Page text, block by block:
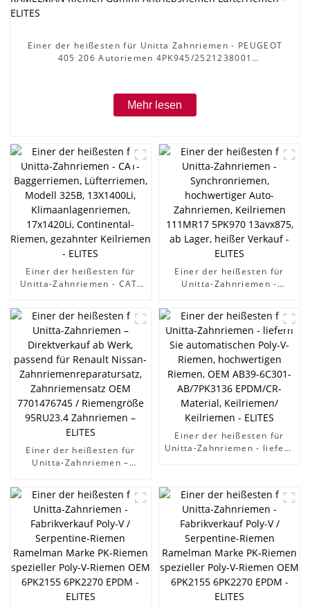
Einer der heißesten für Unitta Zahnriemen - PEUGEOT
405 206 Autoriemen 4PK945/2521238001
Antriebsriemen Lüfterriemen - ELITES
Mehr lesen
Einer der heißesten für
Unitta-Zahnriemen - CAT-
Lüfterriemen, Modell 325B,
13X1400Li,
Klimaanlagenriemen,
17x1420Li, Continental-
Riemen, gezahnter
Keilriemen - ELITES
Einer der heißesten für
Unitta-Zahnriemen -
Zahnriemen, Keilriemen
111MR17 5PK970
13avx875, ab Lager, heißer
Verkauf - ELITES
Einer der heißesten für
Unitta-Zahnriemen –
Nissan-
Zahnriemenreparatursatz,
Zahnriemensatz OEM
7701476745 / Riemengröße
95RU23.4 Zahnriemen –
ELITES
Einer der heißesten für
Unitta-Zahnriemen - liefern
Riemen, OEM AB39-6C301-
AB/7PK3136 EPDM/CR-
Material, Keilriemen/
Keilriemen - ELITES